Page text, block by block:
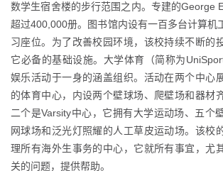
数学生宿舍楼的步行范围之内。专建的George
超过400,000册。图书馆内设有一百多台计算机
习座位。为了改善校园环境，该校持续不断的
它必备的基础设施。大学体育（简称为
娱乐活动于一身的涵盖组织。活动在两个中心
的体育中心，内设两个壁球场、爬壁场和器材
二个是Varsity中心，它拥有大学运动场、五个
网球场和泛光灯照耀的人工草皮运动场。该校
理所有海外生事务的中心，它就所有事宜，尤
关的问题，提供帮助。